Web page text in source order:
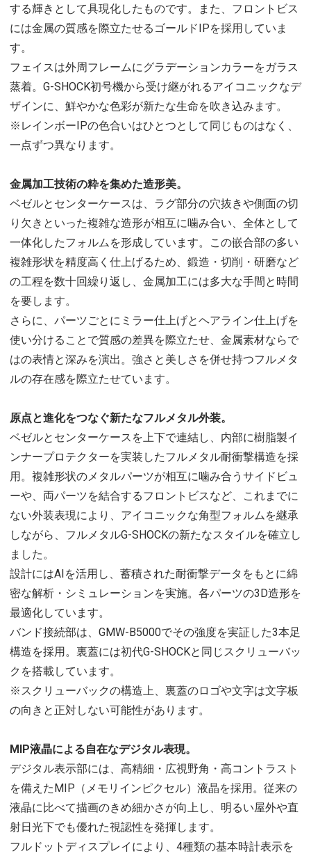
する輝きとして具現化したものです。また、フロントビス
には金属の質感を際立たせるゴールドIPを採用していま
す。
フェイスは外周フレームにグラデーションカラーをガラス
蒸着。G-SHOCK初号機から受け継がれるアイコニックなデ
ザインに、鮮やかな色彩が新たな生命を吹き込みます。
※レインボーIPの色合いはひとつとして同じものはなく、
一点ずつ異なります。
金属加工技術の粋を集めた造形美。
ベゼルとセンターケースは、ラグ部分の穴抜きや側面の切
り欠きといった複雑な造形が相互に噛み合い、全体として
一体化したフォルムを形成しています。この嵌合部の多い
複雑形状を精度高く仕上げるため、鍛造・切削・研磨など
の工程を数十回繰り返し、金属加工には多大な手間と時間
を要します。
さらに、パーツごとにミラー仕上げとヘアライン仕上げを
使い分けることで質感の差異を際立たせ、金属素材ならで
はの表情と深みを演出。強さと美しさを併せ持つフルメタ
ルの存在感を際立たせています。
原点と進化をつなぐ新たなフルメタル外装。
ベゼルとセンターケースを上下で連結し、内部に樹脂製イ
ンナープロテクターを実装したフルメタル耐衝撃構造を採
用。複雑形状のメタルパーツが相互に噛み合うサイドビュ
ーや、両パーツを結合するフロントビスなど、これまでに
ない外装表現により、アイコニックな角型フォルムを継承
しながら、フルメタルG-SHOCKの新たなスタイルを確立し
ました。
設計にはAIを活用し、蓄積された耐衝撃データをもとに綿
密な解析・シミュレーションを実施。各パーツの3D造形を
最適化しています。
バンド接続部は、GMW-B5000でその強度を実証した3本足
構造を採用。裏蓋には初代G-SHOCKと同じスクリューバッ
クを搭載しています。
※スクリューバックの構造上、裏蓋のロゴや文字は文字板
の向きと正対しない可能性があります。
MIP液晶による自在なデジタル表現。
デジタル表示部には、高精細・広視野角・高コントラスト
を備えたMIP（メモリインピクセル）液晶を採用。従来の
液晶に比べて描画のきめ細かさが向上し、明るい屋外や直
射日光下でも優れた視認性を発揮します。
フルドットディスプレイにより、4種類の基本時計表示を